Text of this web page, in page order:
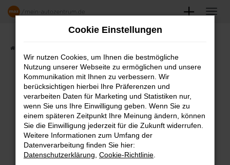
Zum
FAHRZEUGSHOWROOM
Fehler: Network Error
Beim Laden ist ein Fehler aufgetreten.
Hier sind ein paar Tipps, die dir helfen können:
Cookie Einstellungen
Wir nutzen Cookies, um Ihnen die bestmögliche
Nutzung unserer Webseite zu ermöglichen und unsere
Kommunikation mit Ihnen zu verbessern. Wir
berücksichtigen hierbei Ihre Präferenzen und
verarbeiten Daten für Marketing und Statistiken nur,
wenn Sie uns Ihre Einwilligung geben. Wenn Sie zu
einem späteren Zeitpunkt Ihre Meinung ändern, können
Sie die Einwilligung jederzeit für die Zukunft widerrufen.
Weitere Informationen zum Umfang der
Datenverarbeitung finden Sie hier:
Datenschutzerklärung Cookie-Richtlinie